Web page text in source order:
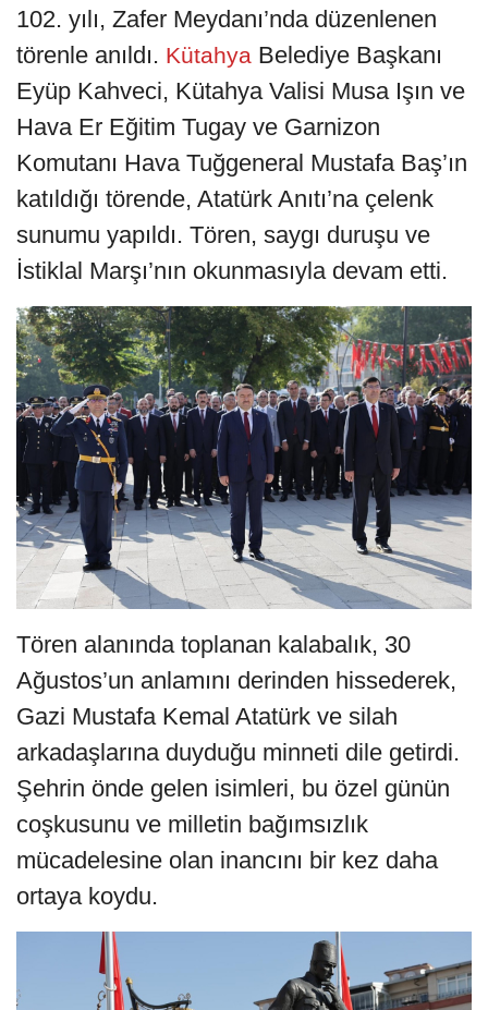
102. yılı, Zafer Meydanı’nda düzenlenen
törenle anıldı. Kütahya Belediye Başkanı
Eyüp Kahveci, Kütahya Valisi Musa Işın ve
Hava Er Eğitim Tugay ve Garnizon
Komutanı Hava Tuğgeneral Mustafa Baş’ın
katıldığı törende, Atatürk Anıtı’na çelenk
sunumu yapıldı. Tören, saygı duruşu ve
İstiklal Marşı’nın okunmasıyla devam etti.
Tören alanında toplanan kalabalık, 30
Ağustos’un anlamını derinden hissederek,
Gazi Mustafa Kemal Atatürk ve silah
arkadaşlarına duyduğu minneti dile getirdi.
Şehrin önde gelen isimleri, bu özel günün
coşkusunu ve milletin bağımsızlık
mücadelesine olan inancını bir kez daha
ortaya koydu.